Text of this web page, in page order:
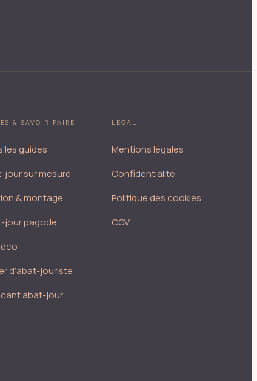
& SAVOIR-FAIRE
les guides
jour sur mesure
& montage
jour pagode
d’abat-jouriste
abat-jour
LÉGAL
Mentions légales
Confidentialité
Politique des cookies
CGV